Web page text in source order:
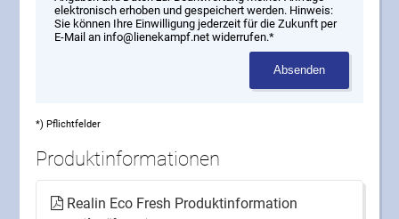
elektronisch erhoben und gespeichert werden. Hinweis:
Sie können Ihre Einwilligung jederzeit für die Zukunft per
E-Mail an info@lienekampf.net widerrufen.*
Absenden
*) Pflichtfelder
Produktinformationen
Realin Eco Fresh Produktinformation